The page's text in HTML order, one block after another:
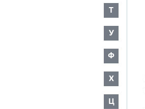
Т
У
Ф
Х
Ц